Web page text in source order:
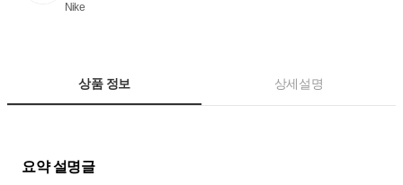
Nike
상품 정보 상세설명
요약 설명글